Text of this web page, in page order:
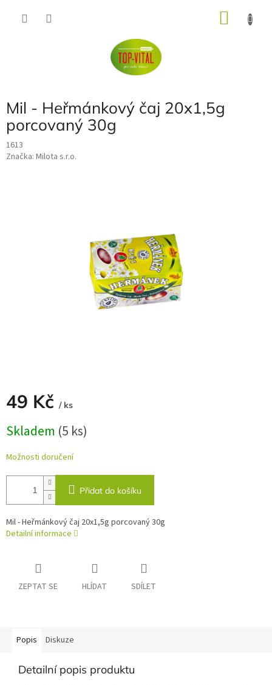
Mil - Heřmánkový čaj 20x1,5g
porcovaný 30g
1613
Značka: Milota s.r.o.
49 Kč / ks
cena:
Skladem (5 ks)
Možnosti doručení
Přidat do košíku
Mil - Heřmánkový čaj 20x1,5g porcovaný 30g
Detailní informace
ZEPTAT SE HLÍDAT SDÍLET
Popis Diskuze
Detailní popis produktu